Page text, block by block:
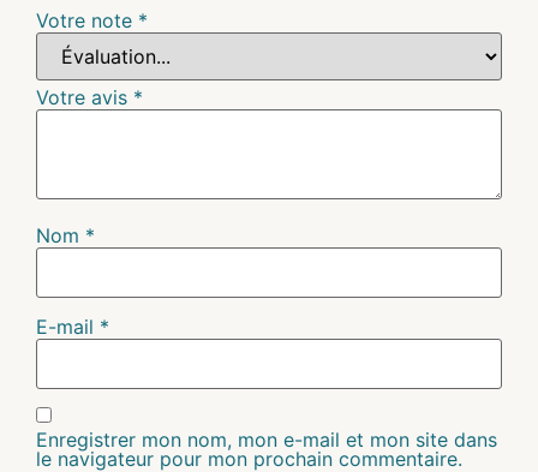
Votre note *
Votre avis *
Nom *
E-mail *
Enregistrer mon nom, mon e-mail et mon site dans
le navigateur pour mon prochain commentaire.